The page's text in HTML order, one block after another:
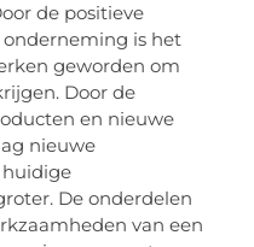
de positieve
is het
geworden om
Door de
en nieuwe
nieuwe
De onderdelen
van een